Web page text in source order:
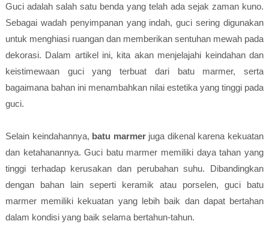
Guci adalah salah satu benda yang telah ada sejak zaman kuno.
Sebagai wadah penyimpanan yang indah, guci sering digunakan
untuk menghiasi ruangan dan memberikan sentuhan mewah pada
dekorasi. Dalam artikel ini, kita akan menjelajahi keindahan dan
keistimewaan guci yang terbuat dari batu marmer, serta
bagaimana bahan ini menambahkan nilai estetika yang tinggi pada
guci.
Selain keindahannya, batu marmerjuga dikenal karena kekuatan
dan ketahanannya. Guci batu marmer memiliki daya tahan yang
tinggi terhadap kerusakan dan perubahan suhu. Dibandingkan
dengan bahan lain seperti keramik atau porselen, guci batu
marmer memiliki kekuatan yang lebih baik dan dapat bertahan
dalam kondisi yang baik selama bertahun-tahun.